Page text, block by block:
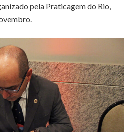
pela Praticagem do Rio,